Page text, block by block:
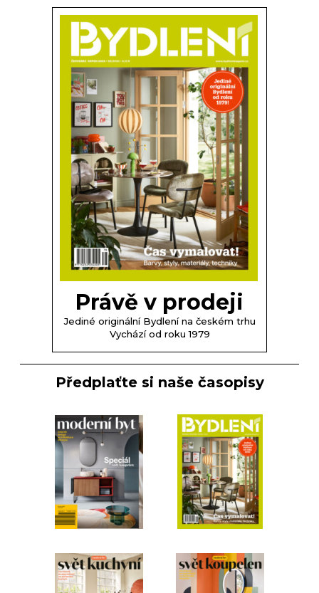
Právě v prodeji
Jediné originální Bydlení na českém trhu
Vychází od roku 1979
Předplaťte si naše časopisy